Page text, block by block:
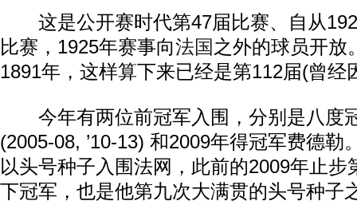
这是公开赛时代第47届比赛、自从
比赛，1925年赛事向法国 之外的球员开放
1891年，这样算下来已经是第112届(曾经
今年有两位前冠军入围，分别是八度
(2005-08, ’10-13) 和2009年得冠军费德勒
以头号种子入围法网，此前的2009年止步
下冠军，也是他第九次大满贯的头号种子